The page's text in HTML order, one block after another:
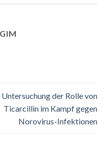
Untersuchung der Rolle von
Ticarcillin im Kampf gegen
Norovirus-Infektionen